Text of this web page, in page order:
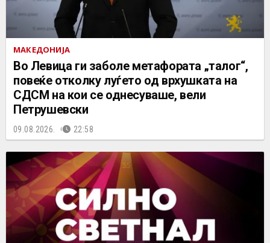
МАКЕДОНИЈА
Во Левица ги заболе метафората „талог“,
повеќе отколку луѓето од врхушката на
СДСМ на кои се однесуваше, вели
Петрушевски
09.08.2026. 22:58